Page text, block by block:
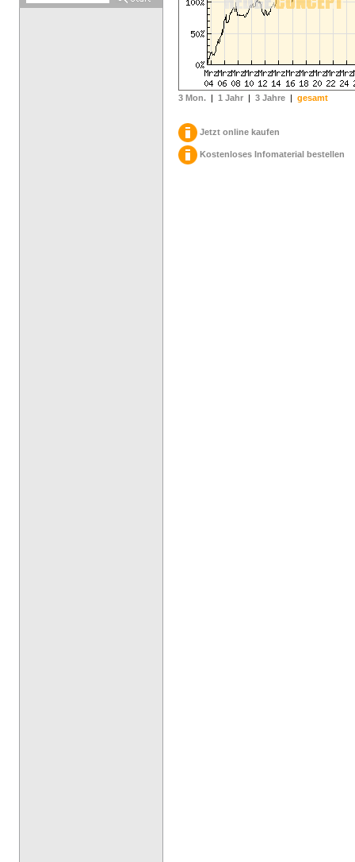
3 Mon. | 1 Jahr | 3 Jahre | gesamt
Jetzt online kaufen
Kostenloses Infomaterial bestellen